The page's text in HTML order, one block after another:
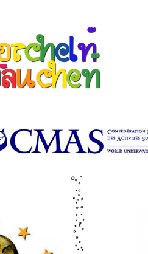
rcheln
auchen